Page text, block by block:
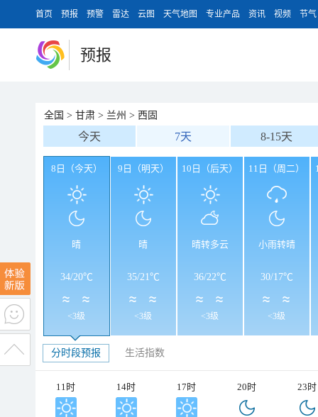
首页 预报 预警 雷达 云图 天气地图 专业产品 资讯 视频 节气
预报
全国 > 甘肃 > 兰州 > 西固
今天 7天 8-15天
8日（今天）
晴
34/20℃
<3级
9日（明天）
晴
35/21℃
<3级
10日（后天）
晴转多云
36/22℃
<3级
11日（周二）
小雨转晴
30/17℃
<3级
分时段预报 生活指数
11时 14时 17时 20时 23时